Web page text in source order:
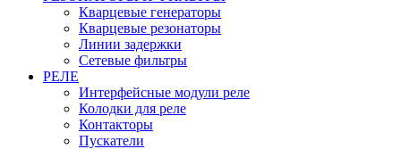
Кварцевые генераторы
Кварцевые резонаторы
Линии задержки
Сетевые фильтры
РЕЛЕ
Интерфейсные модули реле
Колодки для реле
Контакторы
Пускатели